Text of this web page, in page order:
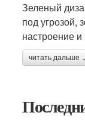
Зеленый
под угрозой,
настроение
читать дальше